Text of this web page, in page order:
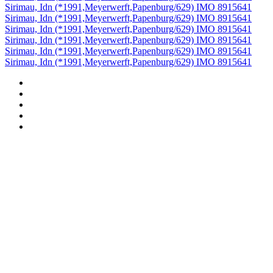
Sirimau, Idn (*1991,Meyerwerft,Papenburg/629) IMO 8915641
Sirimau, Idn (*1991,Meyerwerft,Papenburg/629) IMO 8915641
Sirimau, Idn (*1991,Meyerwerft,Papenburg/629) IMO 8915641
Sirimau, Idn (*1991,Meyerwerft,Papenburg/629) IMO 8915641
Sirimau, Idn (*1991,Meyerwerft,Papenburg/629) IMO 8915641
Sirimau, Idn (*1991,Meyerwerft,Papenburg/629) IMO 8915641